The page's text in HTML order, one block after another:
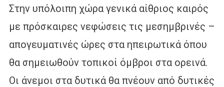
Στην υπόλοιπη χώρα γενικά αίθριος καιρός
με πρόσκαιρες νεφώσεις τις μεσημβρινές –
απογευματινές ώρες στα ηπειρωτικά όπου
θα σημειωθούν τοπικοί όμβροι στα ορεινά.
Οι άνεμοι στα δυτικά θα πνέουν από δυτικές